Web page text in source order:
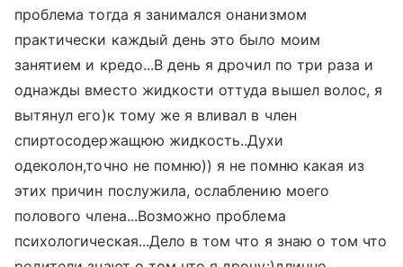
проблема тогда я занимался онанизмом
практически каждый день это было моим
занятием и кредо...В день я дрочил по три раза и
однажды вместо жидкости оттуда вышел волос, я
вытянул его)к тому же я вливал в член
спиртосодержащюю жидкость..Духи
одеколон,точно не помню)) я не помню какая из
этих причин послужила, ослаблению моего
полового члена...Возможно проблема
психологическая...Дело в том что я знаю о том что